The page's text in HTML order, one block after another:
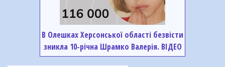
В Олешках Херсонської області безвісти
зникла 10-річна Шрамко Валерія. ВІДЕО